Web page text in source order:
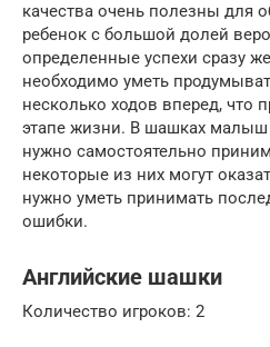
качества очень полезны для
ребенок с большой долей
определенные успехи сразу
необходимо уметь
несколько ходов вперед, что
этапе жизни. В шашках малыш
нужно самостоятельно
некоторые из них могут
нужно уметь принимать
ошибки.
Английские шашки
Количество игроков: 2